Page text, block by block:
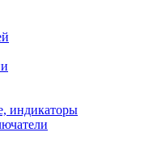
индикаторы